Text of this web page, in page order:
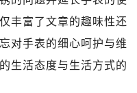
丰富了文章的趣味性还
对手表的细心呵护与维
生活态度与生活方式的